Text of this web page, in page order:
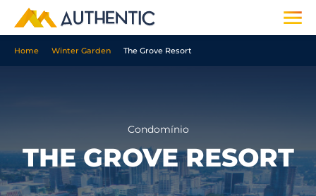
Home Winter Garden The Grove Resort
Condomínio
THE GROVE RESORT